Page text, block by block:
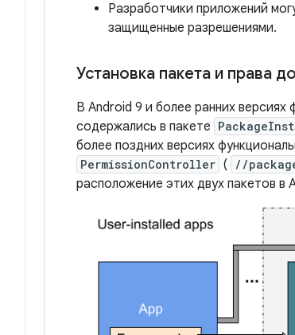
Разработчики приложений
защищенные разрешениями.
Установка пакета и права
В Android 9 и более ранних версиях
содержались в пакете
более поздних версиях
PermissionController ( //
расположение этих двух пакетов в